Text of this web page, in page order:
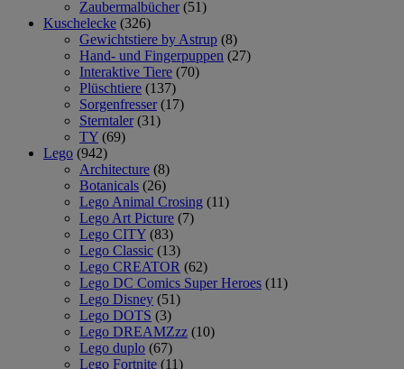
Zaubermalbücher (51)
Kuschelecke (326)
Gewichtstiere by Astrup (8)
Hand- und Fingerpuppen (27)
Interaktive Tiere (70)
Plüschtiere (137)
Sorgenfresser (17)
Sterntaler (31)
TY (69)
Lego (942)
Architecture (8)
Botanicals (26)
Lego Animal Crosing (11)
Lego Art Picture (7)
Lego CITY (83)
Lego Classic (13)
Lego CREATOR (62)
Lego DC Comics Super Heroes (11)
Lego Disney (51)
Lego DOTS (3)
Lego DREAMZzz (10)
Lego duplo (67)
Lego Fortnite (11)